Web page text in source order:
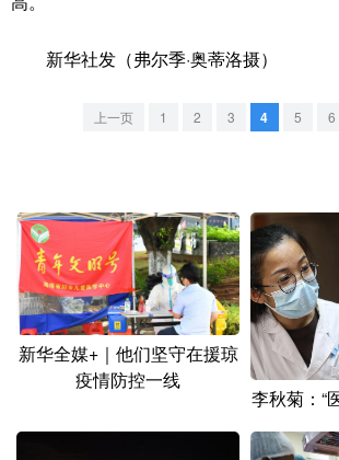
地方频道
河南 湖北
广东 广西 海南
四川 贵州 云南
陕西 甘肃 青海
新华社发（弗尔季·奥蒂洛摄）
上一页 1 2 3 4 5 6
新华全媒+｜他们坚守在援琼
疫情防控一线
李秋菊：“